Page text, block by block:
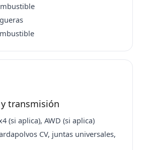
transmisión
(si aplica), AWD (si aplica)
CV, juntas universales,